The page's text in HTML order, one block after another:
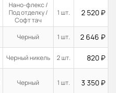
Нано-флекс /
Под отделку /
Софт тач
1 шт. 2 520 ₽
Черный 1 шт. 2 646 ₽
Черный никель 2 шт. 820 ₽
Черный 1 шт. 3 350 ₽